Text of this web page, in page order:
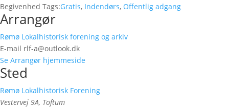
Begivenhed Tags:Gratis, Indendørs, Offentlig adgang
Arrangør
Rømø Lokalhistorisk forening og arkiv
E-mail rlf-a@outlook.dk
Se Arrangør hjemmeside
Sted
Rømø Lokalhistorisk Forening
Vestervej 9A, Toftum